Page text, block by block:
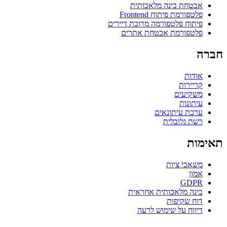
אבטחת בינה מלאכותית
פלטפורמת פיתוח Frontend
פיתוח פלטפורמה מרובת דיירים
פלטפורמת אבטחת אתרים
חברה
אודות
קריירות
משקיעים
עיתונות
ערכת עיתונאים
רשת גלובלית
תאימות
משאבי ציות
אמון
GDPR
בינה מלאכותית אחראית
דוח שקיפות
דיווח על שימוש לרעה